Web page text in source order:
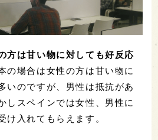
方は甘い物に対しても好反応
の場合は女性の方は甘い物に
いのですが、男性は抵抗があ
しスペインでは女性、男性に
け入れてもらえます。